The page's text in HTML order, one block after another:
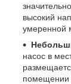
высокий
умеренной
насос в
помещении